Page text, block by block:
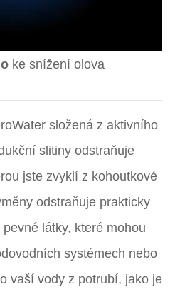
ke snížení olova
složená z aktivního
slitiny odstraňuje
jste zvyklí z kohoutkové
odstraňuje prakticky
látky, které mohou
systémech nebo
vaší vody z potrubí, jako je